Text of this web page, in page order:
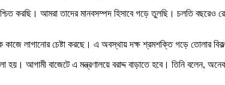
করছি। আমরা তাদের মানবসম্পদ হিসাবে গড়ে তুলছি। চলতি বছরেও
লাগানোর চেষ্টা করছে। এ অবস্থায় দক্ষ শ্রমশক্তি গড়ে তোলার
আগামী বাজেটে এ মন্ত্রণালয়ে বরাদ্দ বাড়াতে হবে। তিনি বলেন,